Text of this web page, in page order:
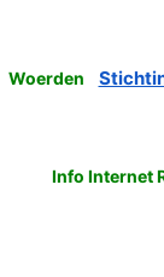
Woerden
Info Internet